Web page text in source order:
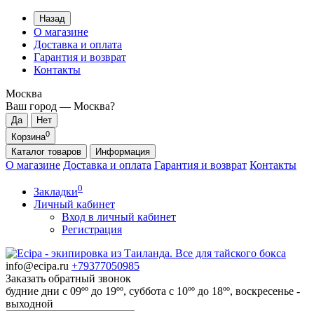
Назад
О магазине
Доставка и оплата
Гарантия и возврат
Контакты
Москва
Ваш город — Москва?
Корзина0
Каталог товаров Информация
О магазине Доставка и оплата Гарантия и возврат Контакты
Закладки0
Личный кабинет
Вход в личный кабинет
Регистрация
info@ecipa.ru +79377050985
Заказать обратный звонок
будние дни с 09ºº до 19ºº, суббота с 10ºº до 18ºº, воскресенье -
выходной